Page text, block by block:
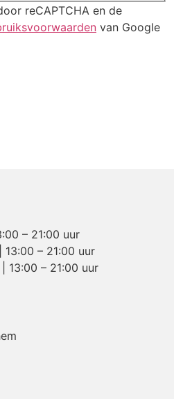
reCAPTCHA en de
van Google
– 21:00 uur
– 21:00 uur
13:00 – 21:00 uur